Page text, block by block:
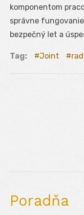
komponentom
správne
bezpečný let a
Tag: Joint
Poradňa